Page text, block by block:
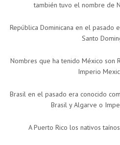
también tuvo el nombre de
República Dominicana en el pasado
Santo
Nombres que ha tenido México son
Imperio
Brasil en el pasado era conocido
Brasil y Algarve o
A Puerto Rico los nativos